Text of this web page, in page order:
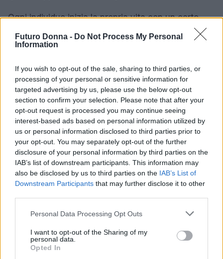
Futuro Donna - Do Not Process My Personal
Information
If you wish to opt-out of the sale, sharing to third parties, or
processing of your personal or sensitive information for
targeted advertising by us, please use the below opt-out
section to confirm your selection. Please note that after your
opt-out request is processed you may continue seeing
interest-based ads based on personal information utilized by
us or personal information disclosed to third parties prior to
your opt-out. You may separately opt-out of the further
disclosure of your personal information by third parties on the
IAB’s list of downstream participants. This information may
also be disclosed by us to third parties on the IAB’s List of
Downstream Participants that may further disclose it to other
Please note that this website/app uses one or more Google
not limited to your visit or usage behaviour. You may click to
grant or deny consent to Google and its third-party tags to
use your data for below specified purposes in below Google
Personal Data Processing Opt Outs
I want to opt-out of the Sharing of my
personal data.
Opted In
Ogni individuo inizia la propria vita con un certo
grado di autostima, ma le esperienze e le pressioni
esterne possono generare dubbi sulle proprie
rimuovere le convinzioni negative che ostacolano
l’espressione del potenziale.0
AUTORE
Staff